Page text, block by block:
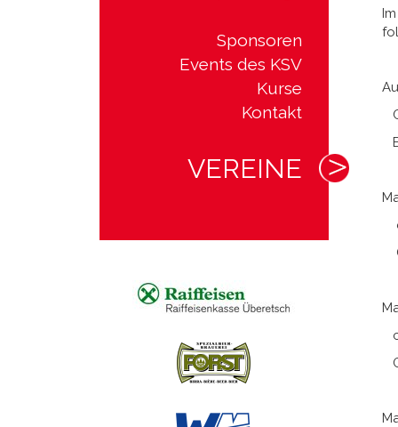
Sponsoren
Events des KSV
Kurse
Kontakt
VEREINE